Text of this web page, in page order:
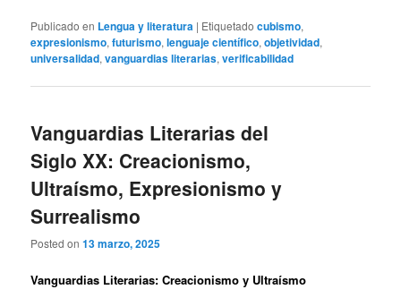
Publicado en Lengua y literatura | Etiquetado cubismo,
expresionismo,futurismo,lenguaje científico,objetividad,
universalidad,vanguardias literarias,verificabilidad
Vanguardias Literarias del
Siglo XX: Creacionismo,
Ultraísmo, Expresionismo y
Surrealismo
Posted on13 marzo, 2025
Vanguardias Literarias: Creacionismo y Ultraísmo